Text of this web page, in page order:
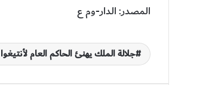
المصدر: الدار-وم ع
جلالة الملك يهنئ الحاكم العام